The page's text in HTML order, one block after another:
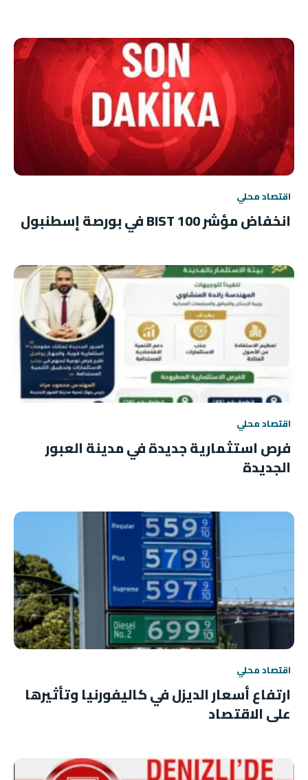
اقتصاد محلي
انخفاض مؤشر BIST 100 في بورصة إسطنبول
اقتصاد محلي
فرص استثمارية جديدة في مدينة العبور
الجديدة
اقتصاد محلي
ارتفاع أسعار الديزل في كاليفورنيا وتأثيرها
على الاقتصاد